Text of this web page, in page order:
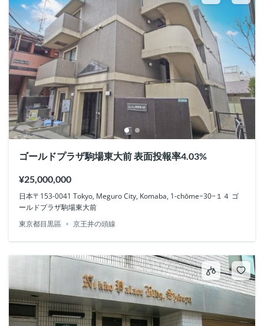
ゴールドプラザ駒場東大前 表面投報率4.03%
¥25,000,000
日本〒153-0041 Tokyo, Meguro City, Komaba, 1-chōme−30−１４ ゴ
ールドプラザ駒場東大前
東京都目黒區
京王井の頭線